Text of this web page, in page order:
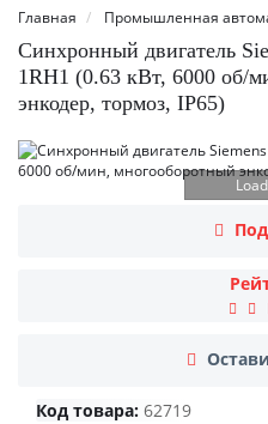
Главная Промышленная
Синхронный двигатель
1RH1 (0.63 кВт, 6000 об/
энкодер, тормоз, IP65)
Код товара: 62719